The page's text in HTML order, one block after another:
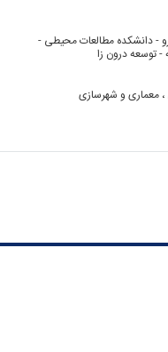
شهری در همایش ملی
هنر ۱۳۹۲←۱۳۹۲
بزرگ امام خمینی
های دولت دانشگاه و
- دانشکده مطالعات محیطی -
- توسعه درون زا
معماری و شهرسازی